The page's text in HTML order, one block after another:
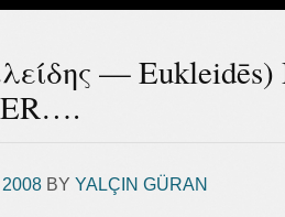
—
BY YALÇIN GÜRAN